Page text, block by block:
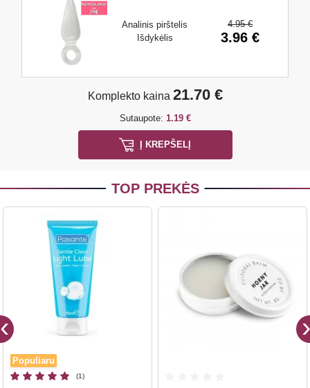
Analinis pirštelis
Išdykėlis
4.95 €
3.96 €
Komplekto kaina 21.70 €
Sutaupote: 1.19 €
Į KREPŠELĮ
TOP PREKĖS
Populiaru
(1)